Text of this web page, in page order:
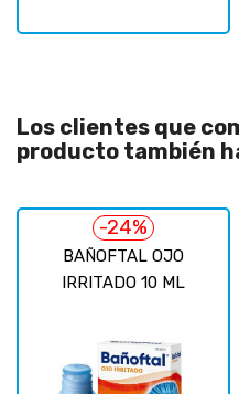
Los clientes que
producto también
BAÑOFTAL OJO
IRRITADO 10 ML
-24%